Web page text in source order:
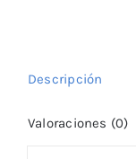
Descripción
Valoraciones (0)